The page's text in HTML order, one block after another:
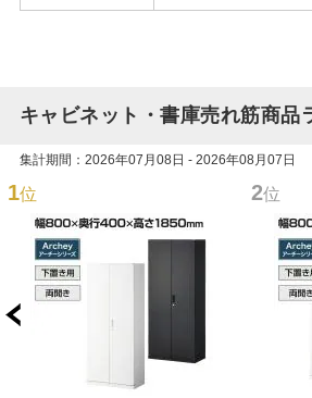
キャビネット・書庫売れ筋商品
集計期間：2026年07月08日 - 2026年08月07日
1位 2位